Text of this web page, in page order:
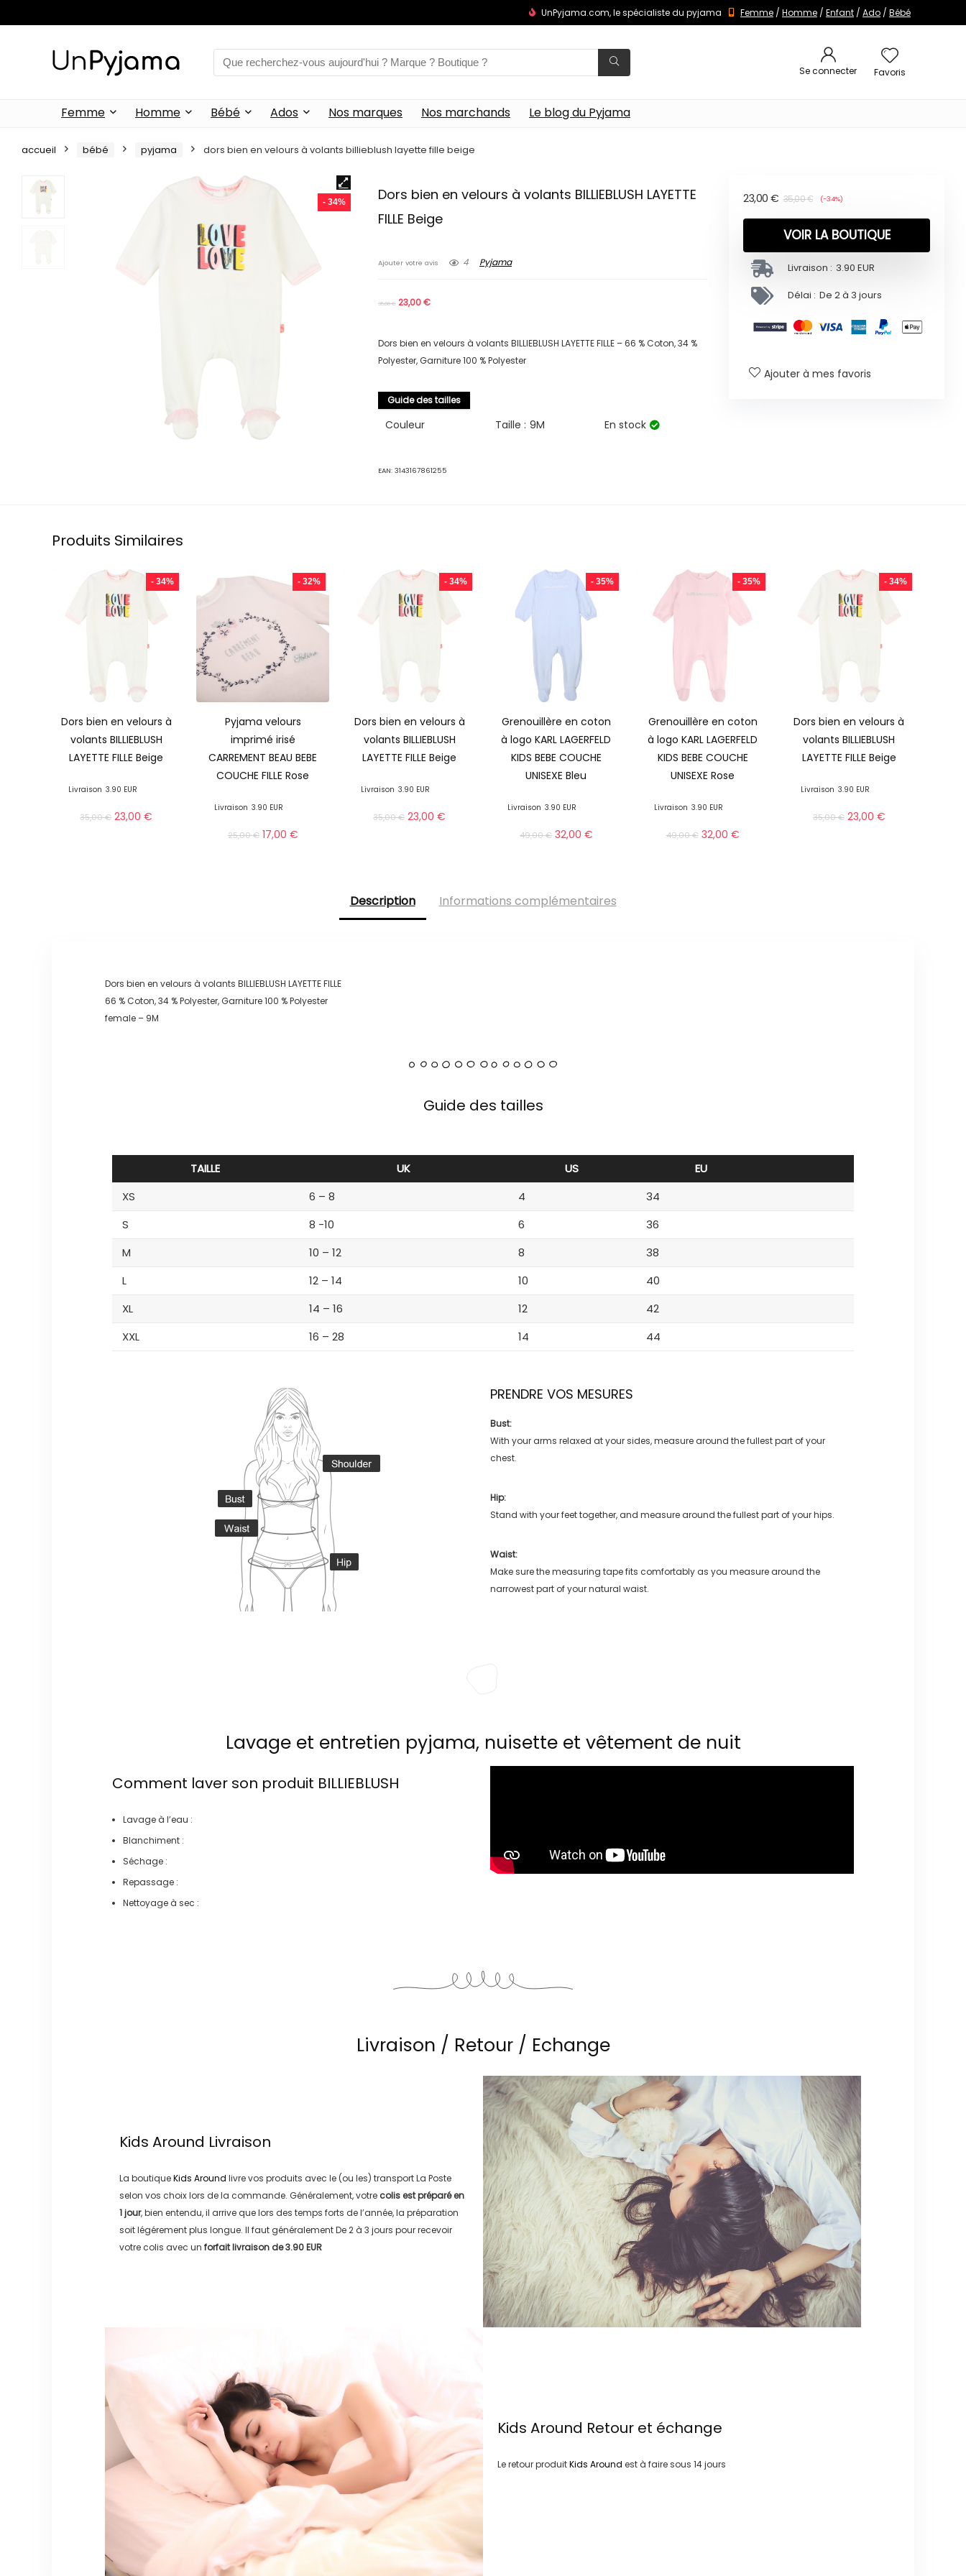
UnPyjama.com, le spécialiste du pyjama Femme / Homme / Enfant / Ado / Bébé
Se connecter Favoris
Femme Homme Bébé Ados Nos marques Nos marchands Le blog du Pyjama
accueil bébé pyjama dors bien en velours à volants billieblush layette fille beige
- 34%
Dors bien en velours à volants BILLIEBLUSH LAYETTE
FILLE Beige
Ajouter votre avis 4 Pyjama
35,00€ 23,00€
Dors bien en velours à volants BILLIEBLUSH LAYETTE FILLE – 66 % Coton, 34 %
Polyester, Garniture 100 % Polyester
Guide des tailles
Couleur Taille : 9M En stock
EAN:3143167861255
35,00€
23,00 € (-34%)
VOIR LA BOUTIQUE
Livraison : 3.90 EUR
Délai : De 2 à 3 jours
Ajouter à mes favoris
Produits Similaires
- 34%
Dors bien en velours à
volants BILLIEBLUSH
LAYETTE FILLE Beige
Livraison 3.90 EUR
35,00€ 23,00€
- 32%
Pyjama velours
imprimé irisé
CARREMENT BEAU BEBE
COUCHE FILLE Rose
Livraison 3.90 EUR
25,00€ 17,00 €
- 34%
Dors bien en velours à
volants BILLIEBLUSH
LAYETTE FILLE Beige
Livraison 3.90 EUR
35,00€ 23,00€
- 35%
Grenouillère en coton
à logo KARL LAGERFELD
KIDS BEBE COUCHE
UNISEXE Bleu
Livraison 3.90 EUR
49,00€ 32,00 €
- 35%
Grenouillère en coton
à logo KARL LAGERFELD
KIDS BEBE COUCHE
UNISEXE Rose
Livraison 3.90 EUR
49,00€ 32,00 €
- 34%
Dors bien en velours à
volants BILLIEBLUSH
LAYETTE FILLE Beige
Livraison 3.90 EUR
35,00€ 23,00 €
Description Informations complémentaires
Dors bien en velours à volants BILLIEBLUSH LAYETTE FILLE
66 % Coton, 34 % Polyester, Garniture 100 % Polyester
female – 9M
Guide des tailles
TAILLE UK US
EU
XS
6 – 8 4
34
S
8 -10 6
36
M
10 – 12 8
38
L
12 – 14 10
40
XL
14 – 16 12
42
XXL
16 – 28 14 44
PRENDRE VOS MESURES
Bust:
With your arms relaxed at your sides, measure around the fullest part of your
chest.
Hip:
Stand with your feet together, and measure around the fullest part of your hips.
Waist:
Make sure the measuring tape fits comfortably as you measure around the
narrowest part of your natural waist.
Lavage et entretien pyjama, nuisette et vêtement de nuit
Comment laver son produit BILLIEBLUSH
Lavage à l’eau :
Blanchiment :
Séchage :
Repassage :
Nettoyage à sec :
Livraison / Retour / Echange
Kids Around Livraison
La boutiqueKids Around livre vos produits avec le (ou les) transportLa Poste
selon vos choix lors de la commande. Généralement, votre colis est préparé en
1 jour, bien entendu, il arrive que lors des temps forts de l’année, la préparation
soit légérement plus longue. Il faut généralementDe 2 à 3 jours pour recevoir
votre colis avec un forfait livraison de3.90 EUR
Kids Around Retour et échange
Le retour produitKids Around est à faire sous 14 jours